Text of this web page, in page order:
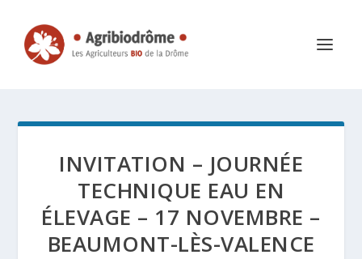
INVITATION – JOURNÉE
TECHNIQUE EAU EN
ÉLEVAGE – 17 NOVEMBRE –
BEAUMONT-LÈS-VALENCE